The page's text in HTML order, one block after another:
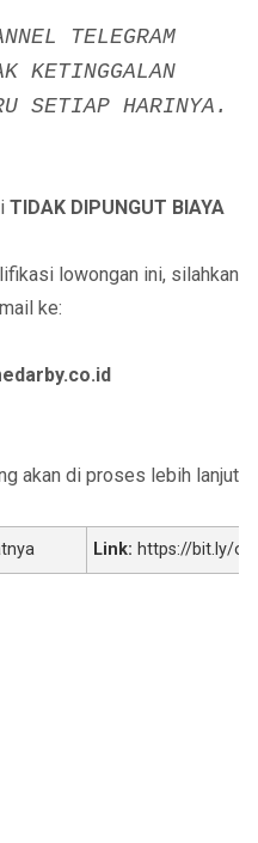
TELEGRAM
KETINGGALAN
SETIAP HARINYA.
TIDAK DIPUNGUT BIAYA
lowongan ini, silahkan
ke:
akan di proses lebih lanjut
Link: https://bit.ly/